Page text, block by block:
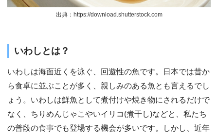
出典：https://download.shutterstock.com
いわしとは？
いわしは海面近くを泳ぐ、回遊性の魚です。日本では昔か
ら食卓に並ぶことが多く、親しみのある魚とも言えるでし
ょう。いわしは鮮魚として煮付けや焼き物にされるだけで
なく、ちりめんじゃこやいイリコ(煮干し)などと、私たち
の普段の食事でも登場する機会が多いです。しかし、近年